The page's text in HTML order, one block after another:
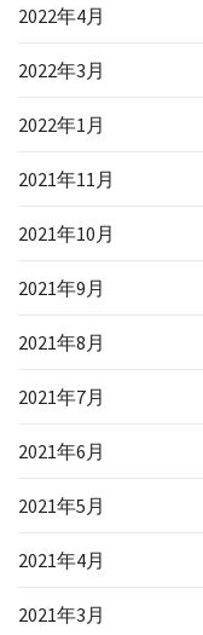
2022年4月
2022年3月
2022年1月
2021年11月
2021年10月
2021年9月
2021年8月
2021年7月
2021年6月
2021年5月
2021年4月
2021年3月